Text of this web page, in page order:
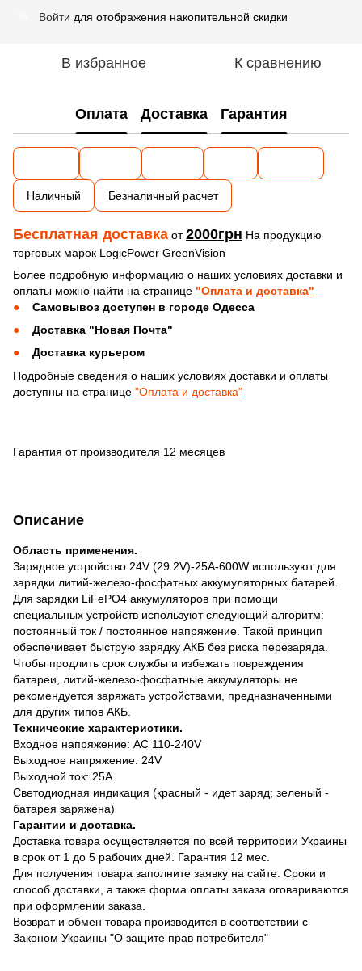
Войти для отображения накопительной скидки
В избранное К сравнению
Описание
Область применения.
Зарядное устройство 24V (29.2V)-25A-600W используют для
зарядки литий-железо-фосфатных аккумуляторных батарей.
Для зарядки LiFePO4 аккумуляторов при помощи
специальных устройств используют следующий алгоритм:
постоянный ток / постоянное напряжение. Такой принцип
обеспечивает быструю зарядку АКБ без риска перезаряда.
Чтобы продлить срок службы и избежать повреждения
батареи, литий-железо-фосфатные аккумуляторы не
рекомендуется заряжать устройствами, предназначенными
для других типов АКБ.
Технические характеристики.
Входное напряжение: AC 110-240V
Выходное напряжение: 24V
Выходной ток: 25A
Светодиодная индикация (красный - идет заряд; зеленый -
батарея заряжена)
Гарантии и доставка.
Доставка товара осуществляется по всей территории Украины
в срок от 1 до 5 рабочих дней. Гарантия 12 мес.
Для получения товара заполните заявку на сайте. Сроки и
способ доставки, а также форма оплаты заказа оговариваются
при оформлении заказа.
Возврат и обмен товара производится в соответствии с
Законом Украины "О защите прав потребителя"
Оплата Доставка Гарантия
Наличный Безналичный расчет
Бесплатная доставка от2000грн На продукцию
торговых марок LogicPower GreenVision
Более подробную информацию о наших условиях доставки и
оплаты можно найти на странице "Оплата и доставка"
Самовывоз доступен в городе Одесса
Доставка "Новая Почта"
Доставка курьером
Подробные сведения о наших условиях доставки и оплаты
доступны на странице "Оплата и доставка"
Гарантия от производителя 12 месяцев